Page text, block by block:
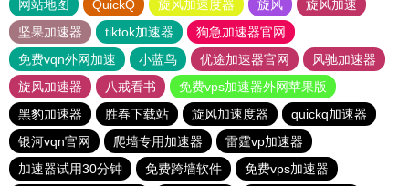
网站地图 QuickQ 旋风加速度器 旋风
旋风加速
坚果加速器
tiktok加速器
狗急加速器官网
免费vqn外网加速
小蓝鸟 优途加速器官网
风驰加速器
旋风加速器
八戒看书
免费vps加速器外网苹果版
黑豹加速器
胜春下载站 旋风加速度器
quickq加速器
银河vqn官网
爬墙专用加速器
雷霆vp加速器
加速器试用30分钟
免费跨墙软件
免费vps加速器